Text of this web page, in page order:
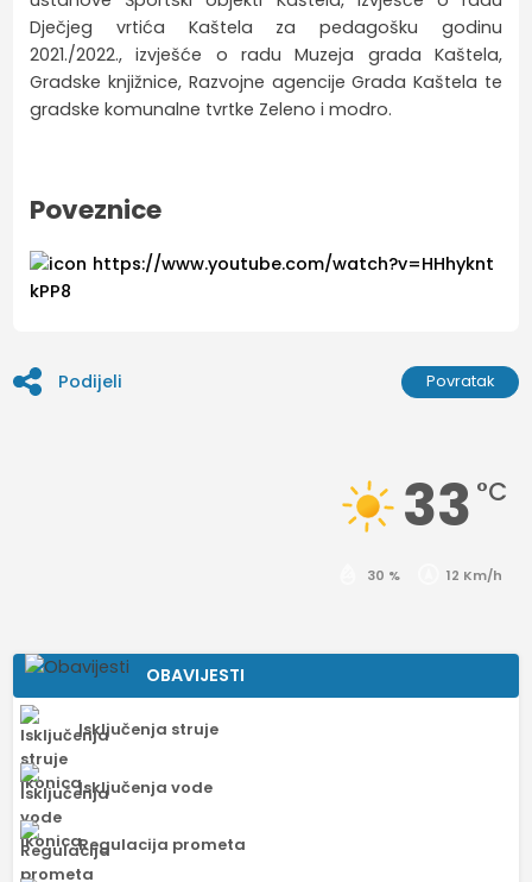
Dječjeg vrtića Kaštela za pedagošku godinu
2021./2022., izvješće o radu Muzeja grada Kaštela,
Gradske knjižnice, Razvojne agencije Grada Kaštela te
gradske komunalne tvrtke Zeleno i modro.
Poveznice
https://www.youtube.com/watch?v=HHhyknt
kPP8
Podijeli Povratak
33 °C
30 % 12 Km/h
OBAVIJESTI
Isključenja struje
Isključenja vode
Regulacija prometa